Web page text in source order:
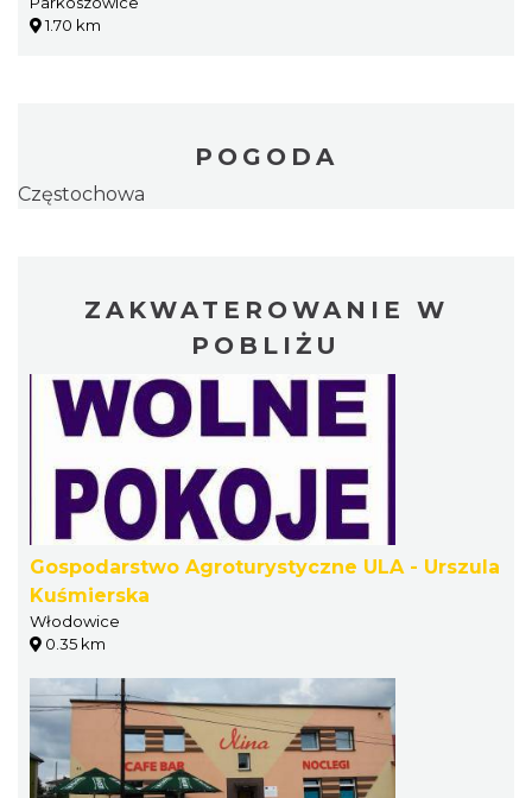
1.70 km
POGODA
Częstochowa
ZAKWATEROWANIE W
POBLIŻU
Gospodarstwo Agroturystyczne ULA - Urszula
Kuśmierska
Włodowice
0.35 km